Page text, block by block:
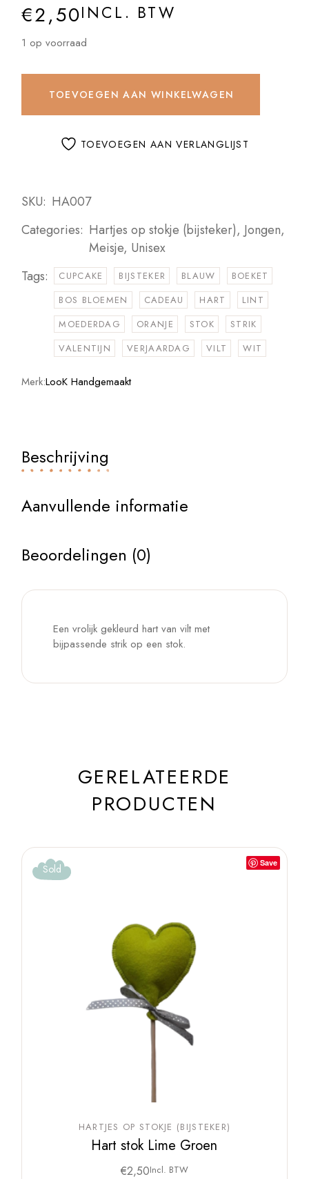
€2,50INCL. BTW
1 op voorraad
TOEVOEGEN AAN WINKELWAGEN
TOEVOEGEN AAN VERLANGLIJST
SKU: HA007
Categories: Hartjes op stokje (bijsteker), Jongen,
Meisje, Unisex
Tags:
CUPCAKE BIJSTEKER BLAUW
BOEKET
BOS BLOEMEN
CADEAU HART
LINT
MOEDERDAG
ORANJE STOK
STRIK
VALENTIJN
VERJAARDAG VILT WIT
Merk:LooK Handgemaakt
Beschrijving
Aanvullende informatie
Beoordelingen (0)
Een vrolijk gekleurd hart van vilt met
bijpassende strik op een stok.
GERELATEERDE
PRODUCTEN
Save
Sold
HARTJES OP STOKJE (BIJSTEKER)
Hart stok Lime Groen
€2,50Incl. BTW